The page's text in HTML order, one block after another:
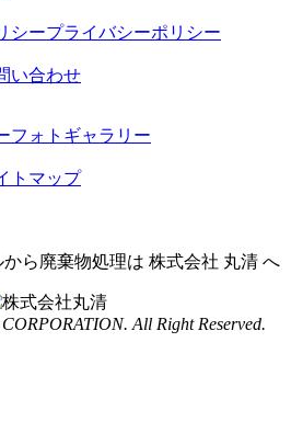
プライバシーポリシー
い合わせ
フォトギャラリー
トマップ
ら廃棄物処理は 株式会社 丸清 へ
All Right Reserved.